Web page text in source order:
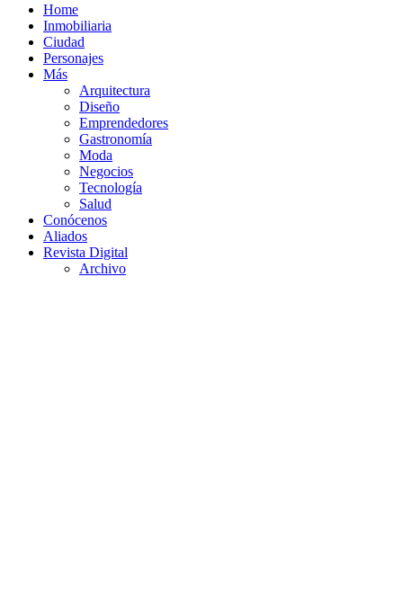
Home
Inmobiliaria
Ciudad
Personajes
Más
Arquitectura
Diseño
Emprendedores
Gastronomía
Moda
Negocios
Tecnología
Salud
Conócenos
Aliados
Revista Digital
Archivo